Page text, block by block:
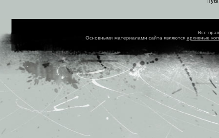
Все
Основными материалами сайта являются архивные